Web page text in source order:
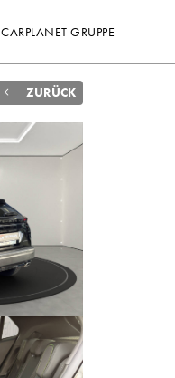
CARPLANET GRUPPE
ZURÜCK